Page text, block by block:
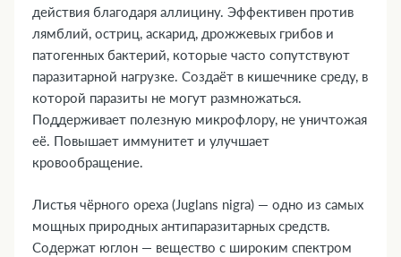
действия благодаря аллицину. Эффективен против
лямблий, остриц, аскарид, дрожжевых грибов и
патогенных бактерий, которые часто сопутствуют
паразитарной нагрузке. Создаёт в кишечнике среду, в
которой паразиты не могут размножаться.
Поддерживает полезную микрофлору, не уничтожая
её. Повышает иммунитет и улучшает
кровообращение.
Листья чёрного ореха (Juglans nigra) — одно из самых
мощных природных антипаразитарных средств.
Содержат юглон — вещество с широким спектром